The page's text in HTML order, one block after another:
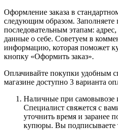
Оформление заказа в
следующим образом.
последовательным этапам:
данные о себе. Советуем в
информацию, которая поможет
кнопку «Оформить заказ».
Оплачивайте покупки удобным
магазине доступно 3 варианта
Наличные при самовывозе
Специалист свяжется с
уточнить время и заранее
купюры. Вы подписываете